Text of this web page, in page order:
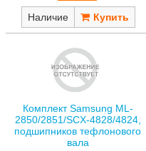
Наличие
Комплект Samsung ML-
2850/2851/SCX-4828/4824,
подшипников тефлонового
вала